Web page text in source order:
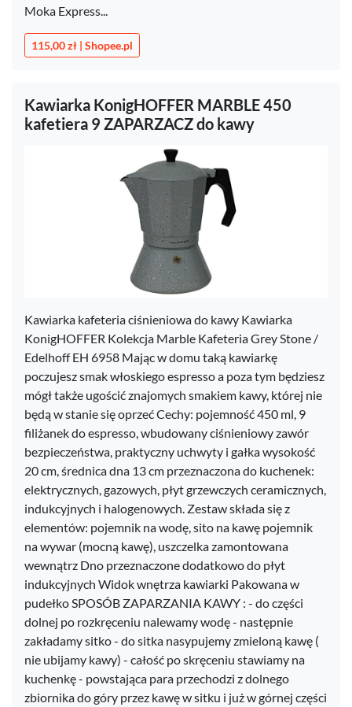
Moka Express...
115,00 zł | Shopee.pl
Kawiarka KonigHOFFER MARBLE 450
kafetiera 9 ZAPARZACZ do kawy
Kawiarka kafeteria ciśnieniowa do kawy Kawiarka
KonigHOFFER Kolekcja Marble Kafeteria Grey Stone /
Edelhoff EH 6958 Mając w domu taką kawiarkę
poczujesz smak włoskiego espresso a poza tym będziesz
mógł także ugościć znajomych smakiem kawy, której nie
będą w stanie się oprzeć Cechy: pojemność 450 ml, 9
filiżanek do espresso, wbudowany ciśnieniowy zawór
bezpieczeństwa, praktyczny uchwyty i gałka wysokość
20 cm, średnica dna 13 cm przeznaczona do kuchenek:
elektrycznych, gazowych, płyt grzewczych ceramicznych,
indukcyjnych i halogenowych. Zestaw składa się z
elementów: pojemnik na wodę, sito na kawę pojemnik
na wywar (mocną kawę), uszczelka zamontowana
wewnątrz Dno przeznaczone dodatkowo do płyt
indukcyjnych Widok wnętrza kawiarki Pakowana w
pudełko SPOSÓB ZAPARZANIA KAWY : - do części
dolnej po rozkręceniu nalewamy wodę - następnie
zakładamy sitko - do sitka nasypujemy zmieloną kawę (
nie ubijamy kawy) - całość po skręceniu stawiamy na
kuchenkę - powstająca para przechodzi z dolnego
zbiornika do góry przez kawę w sitku i już w górnej części